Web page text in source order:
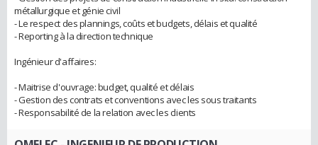
métallurgique et génie civil
- Le respect des plannings, coûts et budgets, délais et qualité
- Reporting à la direction technique
Ingénieur d'affaires:
- Maitrise d'ouvrage: budget, qualité et délais
- Gestion des contrats et conventions avec les sous traitants
- Responsabilité de la relation avec les clients